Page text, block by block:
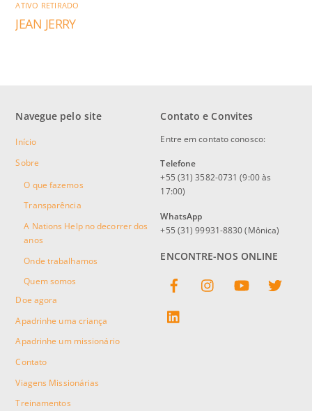
ATIVO RETIRADO
JEAN JERRY
Navegue pelo site
Início
Sobre
O que fazemos
Transparência
A Nations Help no decorrer dos
anos
Onde trabalhamos
Quem somos
Doe agora
Apadrinhe uma criança
Apadrinhe um missionário
Contato
Viagens Missionárias
Treinamentos
Contato e Convites
Entre em contato conosco:
Telefone
+55 (31) 3582-0731 (9:00 às
17:00)
WhatsApp
+55 (31) 99931-8830 (Mônica)
ENCONTRE-NOS ONLINE